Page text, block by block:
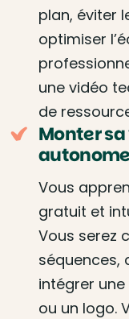
plan, éviter
optimiser
une vidéo
de
Monter
Vous
gratuit et
Vous serez
séquences,
intégrer
ou un logo.